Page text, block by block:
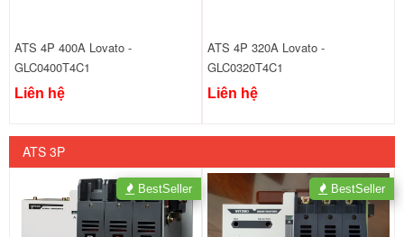
ATS 4P 400A Lovato -
GLC0400T4C1
Liên hệ
ATS 4P 320A Lovato -
GLC0320T4C1
Liên hệ
ATS 3P
BestSeller BestSeller